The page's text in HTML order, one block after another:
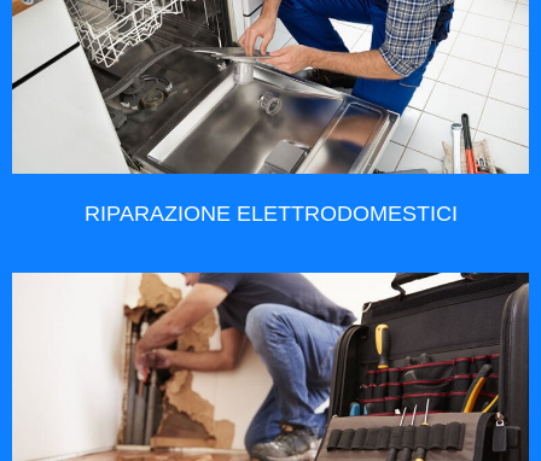
RIPARAZIONE ELETTRODOMESTICI